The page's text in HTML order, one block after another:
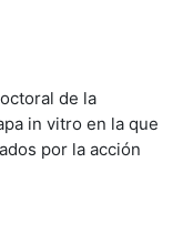
de la
in vitro en la que
por la acción